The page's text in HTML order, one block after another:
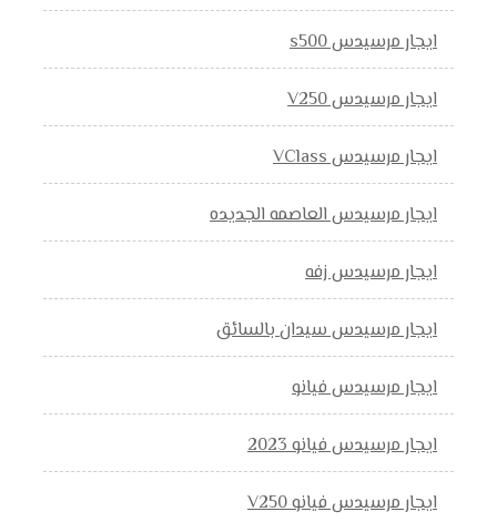
ايجار مرسيدس s500
ايجار مرسيدس V250
ايجار مرسيدس VClass
ايجار مرسيدس العاصمه الجديده
ايجار مرسيدس زفه
ايجار مرسيدس سيدان بالسائق
ايجار مرسيدس فيانو
ايجار مرسيدس فيانو 2023
ايجار مرسيدس فيانو V250